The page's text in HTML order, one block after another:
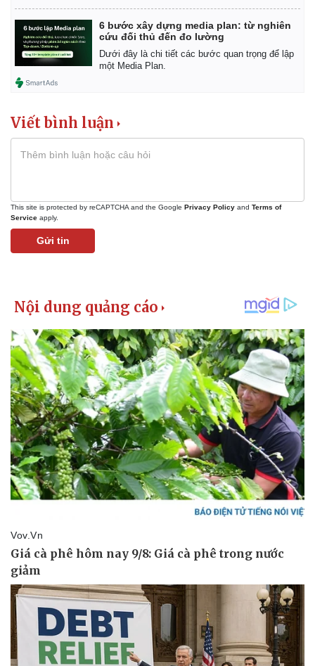
Pháp luật
Vụ án
Tin nóng
Tư vấn luật
Vũ khí
Phân tích
6 bước xây dựng media plan: từ nghiên
cứu đối thủ đến đo lường
Dưới đây là chi tiết các bước quan trọng để lập
một Media Plan.
Viết bình luận
This site is protected by reCAPTCHA and the Google Privacy Policy and Terms of
Service apply.
Gửi tin